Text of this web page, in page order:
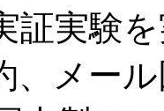
証実験
、メー